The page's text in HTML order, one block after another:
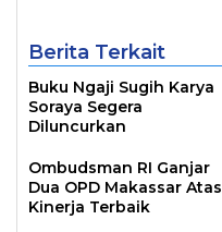
Berita Terkait
Buku Ngaji Sugih Karya
Soraya Segera
Diluncurkan
Ombudsman RI Ganjar
Dua OPD Makassar Atas
Kinerja Terbaik